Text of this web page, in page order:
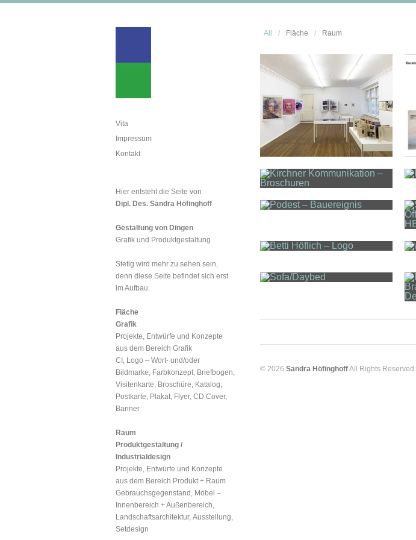
Vita
Impressum
Kontakt
Hier entsteht die Seite von
Dipl. Des. Sandra Höfinghoff
Gestaltung von Dingen
Grafik und Produktgestaltung
Stetig wird mehr zu sehen sein,
denn diese Seite befindet sich erst
im Aufbau.
Fläche
Grafik
Projekte, Entwürfe und Konzepte
aus dem Bereich Grafik
CI, Logo – Wort- und/oder
Bildmarke, Farbkonzept, Briefbogen,
Visitenkarte, Broschüre, Katalog,
Postkarte, Plakat, Flyer, CD Cover,
Banner
Raum
Produktgestaltung /
Industrialdesign
Projekte, Entwürfe und Konzepte
aus dem Bereich Produkt + Raum
Gebrauchsgegenstand, Möbel –
Innenbereich + Außenbereich,
Landschaftsarchitektur, Ausstellung,
Setdesign
All / Fläche / Raum
© 2026 Sandra HöfinghoffAll Rights Reserved.